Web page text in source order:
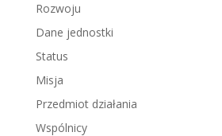
Rozwoju
Dane jednostki
Status
Misja
Przedmiot działania
Wspólnicy